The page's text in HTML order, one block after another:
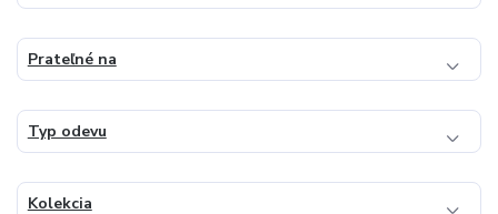
Prateľné na
Typ odevu
Kolekcia